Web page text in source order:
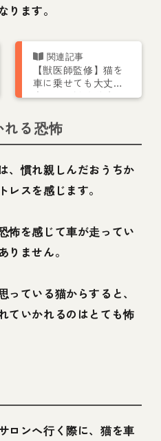
ります。
【獣医師監修】猫を
車に乗せても大丈
夫？長距離移動時の
る恐怖
、慣れ親しんだおうちか
レスを感じます。
怖を感じて車が走ってい
りません。
ている猫からすると、
ていかれるのはとても怖
ロンへ行く際に、猫を車